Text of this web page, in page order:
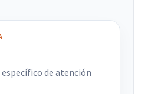
de atención